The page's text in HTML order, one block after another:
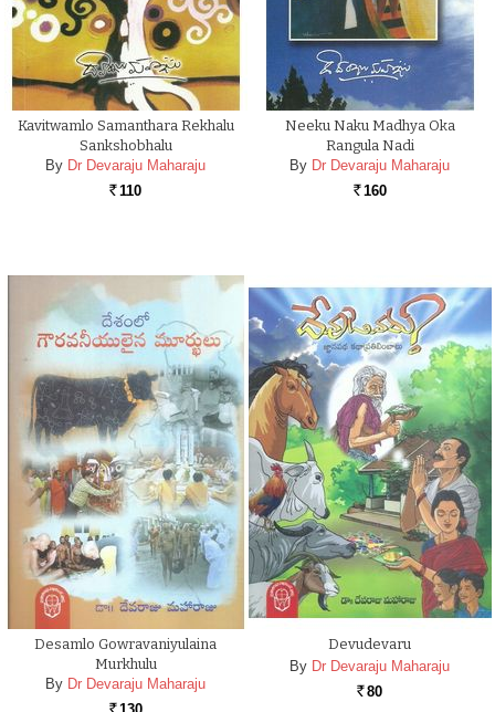
Kavitwamlo Samanthara Rekhalu
Sankshobhalu
By Dr Devaraju Maharaju
Rs. 110
Neeku Naku Madhya Oka
Rangula Nadi
By Dr Devaraju Maharaju
Rs. 160
Desamlo Gowravaniyulaina
Murkhulu
By Dr Devaraju Maharaju
Rs.
Devudevaru
By Dr Devaraju Maharaju
Rs. 80